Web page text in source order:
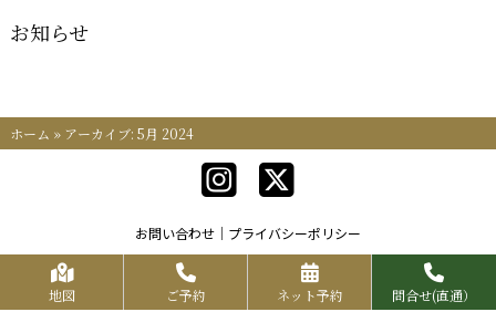
お知らせ
ホーム » アーカイブ: 5月 2024
お問い合わせ プライバシーポリシー
Copyrights KR FOOD SERVICE All Rights Reserved.
地図 ご予約 ネット予約 問合せ(直通）